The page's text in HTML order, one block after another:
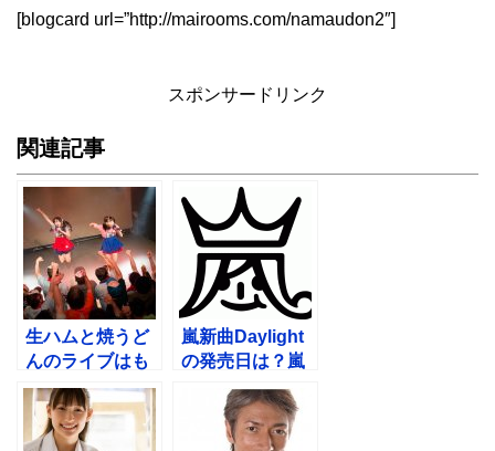
[blogcard url=”http://mairooms.com/namaudon2″]
スポンサードリンク
関連記事
生ハムと焼うど
んのライブはも
もクロぽい？嫌
いの声もある？
嵐新曲Daylight
の発売日は？嵐
ドラマ主題歌で
売上ランキング